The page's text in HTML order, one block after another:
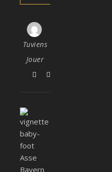
Tuviens
Jouer